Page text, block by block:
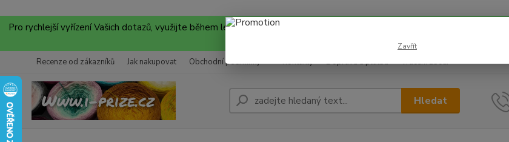
Pro rychlejší vyřízení Vašich dotazů, využijte během letních prázdnin náš email info@i-prize.cz. Děkujeme. !!! POZOR
Recenze od zákazníků Jak nakupovat Obchodní podmínky Kontakty Doprava a platba Vrácení zboží
Hledat
Zavřít